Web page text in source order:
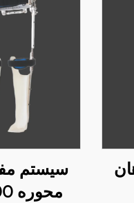
سیستم
محوره RGO 17H100